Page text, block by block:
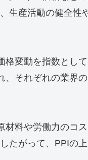
売する際の価格変動
価格に焦点を当てて